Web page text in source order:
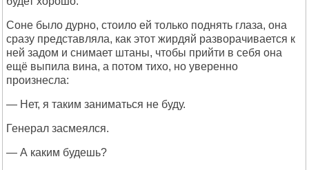
Соне было дурно, стоило ей только поднять глаза, она
сразу представляла, как этот жирдяй разворачивается к
ней задом и снимает штаны, чтобы прийти в себя она
ещё выпила вина, а потом тихо, но уверенно
произнесла:
— Нет, я таким заниматься не буду.
Генерал засмеялся.
— А каким будешь?